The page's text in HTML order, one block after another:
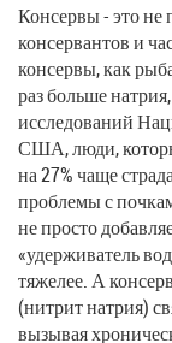
Консервы - это не
консервантов и
консервы, как
раз больше
исследований
США, люди,
на 27% чаще
проблемы с
не просто
«удерживатель
тяжелее. А
(нитрит натрия)
вызывая